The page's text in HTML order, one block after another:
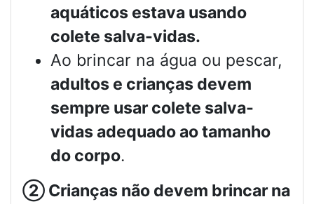
aquáticos estava usando
colete salva-vidas.
Ao brincar na água ou pescar,
adultos e crianças devem
sempre usar colete salva-
vidas adequado ao tamanho
do corpo.
② Crianças não devem brincar na